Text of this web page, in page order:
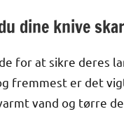
dine knive
for at sikre deres
fremmest er det
vand og tørre